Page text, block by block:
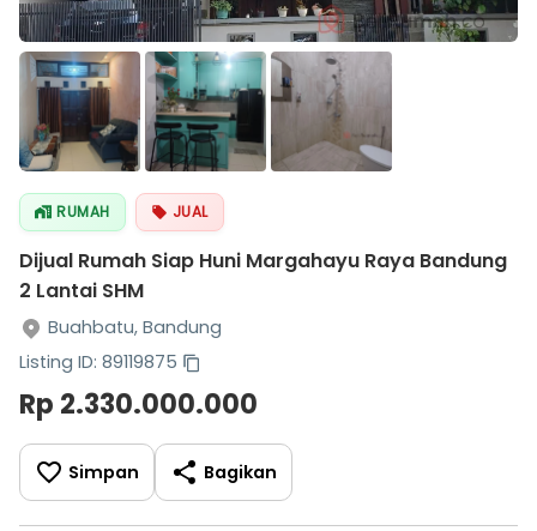
RUMAH JUAL
Dijual Rumah Siap Huni Margahayu Raya Bandung
2 Lantai SHM
Buahbatu, Bandung
Listing ID: 89119875
Rp 2.330.000.000
Simpan Bagikan